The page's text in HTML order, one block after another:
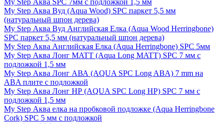
My Step Аква SPC 7мм c подложкой 1,5 мм
My Step Аква Вуд (Aqua Wood) SPC паркет 5,5 мм
(натуральный шпон дерева)
My Step Аква Вуд Английская Елка (Aqua Wood Herringbone)
SPC паркет 5,5 мм (натуральный шпон дерева)
My Step Аква Английская Елка (Aqua Herringbone) SPC 5мм
My Step Аква Лонг MATT (Aqua Long MATT) SPC 7 мм с
подложкой 1,5 мм
My Step Аква Лонг АВА (AQUA SPC Long ABA) 7 mm на
ABA плите с подложкой
My Step Аква Лонг НР (AQUA SPC Long HP) SPC 7 мм с
подложкой 1,5 мм
My Step Аква елка на пробковой подложке (Aqua Herringbone
Cork) SPC 5 мм с подложкой